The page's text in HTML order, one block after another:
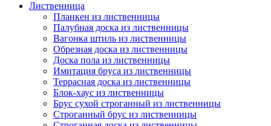
Лиственница
Планкен из лиственницы
Палубная доска из лиственницы
Вагонка штиль из лиственницы
Обрезная доска из лиственницы
Доска пола из лиственницы
Имитация бруса из лиственницы
Террасная доска из лиственницы
Блок-хаус из лиственницы
Брус сухой строганный из лиственницы
Строганный брус из лиственницы